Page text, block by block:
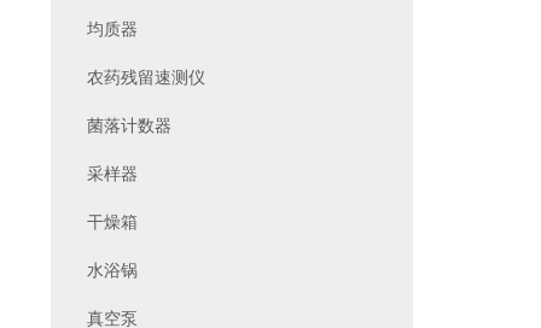
均质器
农药残留速测仪
菌落计数器
采样器
干燥箱
水浴锅
真空泵